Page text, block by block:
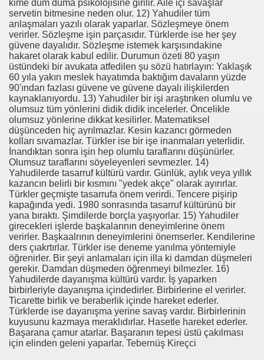
kime dum duma psikolojisine girilir. Aile içi savaşlar
servetin bitmesine neden olur. 12) Yahudiler tüm
anlaşmaları yazılı olarak yaparlar. Sözleşmeye önem
verirler. Sözleşme işin parçasıdır. Türklerde ise her şey
güvene dayalıdır. Sözleşme istemek karşısındakine
hakaret olarak kabul edilir. Durumun özeti 80 yaşın
üstündeki bir avukata atfedilen şu sözü hatırlayın: Yaklaşık
60 yıla yakın meslek hayatımda baktığım davaların yüzde
90'ından fazlası güvene ve güvene dayalı ilişkilerden
kaynaklanıyordu. 13) Yahudiler bir işi araştırıken olumlu ve
olumsuz tüm yönlerini didik didik incelerler. Öncelikle
olumsuz yönlerine dikkat kesilirler. Matematiksel
düşünceden hiç ayrılmazlar. Kesin kazancı görmeden
kolları sıvamazlar. Türkler ise bir işe inanmaları yeterlidir.
İnandıktan sonra işin hep olumlu taraflarını düşünürler.
Olumsuz taraflarını söyeleyenleri sevmezler. 14)
Yahudilerde tasarruf kültürü vardır. Günlük, aylık veya yıllık
kazancın belirli bir kısmını "yedek akçe" olarak ayırırlar.
Türkler geçmişte tasarrufa önem verirdi. Tencere pişirip
kapağında yedi. 1980 sonrasında tasarruf kültürünü bir
yana bıraktı. Şimdilerde borçla yaşıyorlar. 15) Yahudiler
girecekleri işlerde başkalarının deneyimlerine önem
verirler. Başkaalrının deneyimlerini önemserler. Kendilerine
ders çıakrtırlar. Türkler ise deneme yanılma yöntemiyle
öğrenirler. Bir şeyi anlamaları için illa ki damdan düşmeleri
gerekir. Damdan düşmeden öğrenmeyi bilmezler. 16)
Yahudilerde dayanışma kültürü vardır. İş yaparken
birbirleriyle dayanışma içindedirler. Birbirlerine el verirler.
Ticarette birlik ve beraberlik içinde hareket ederler.
Türklerde ise dayanışma yerine savaş vardır. Birbirlerinin
kuyusunu kazmaya meraklıdırlar. Hasetle hareket ederler.
Başarana çamur atarlar. Başaranın tepesi üstü çakılması
için elinden geleni yaparlar. Tebernüş Kireçci
VAKFI
?
ARINÇ
İle